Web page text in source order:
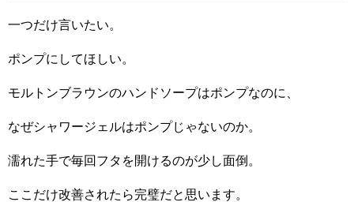
一つだけ言いたい。
ポンプにしてほしい。
モルトンブラウンのハンドソープはポンプなのに、
なぜシャワージェルはポンプじゃないのか。
濡れた手で毎回フタを開けるのが少し面倒。
ここだけ改善されたら完璧だと思います。